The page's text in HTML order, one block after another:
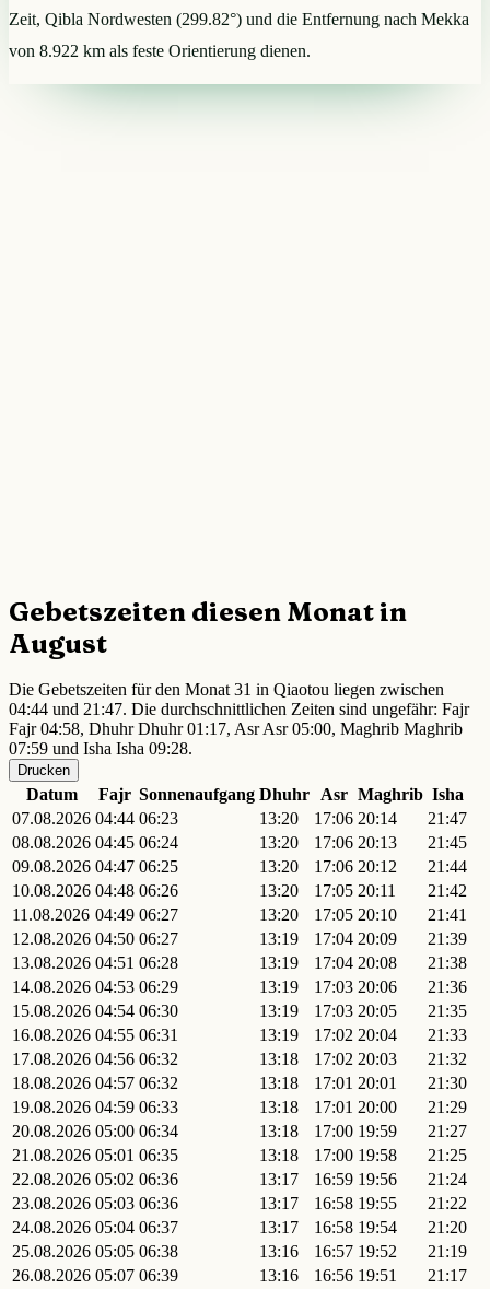
Zeit, Qibla Nordwesten (299.82°) und die Entfernung nach Mekka
von 8.922 km als feste Orientierung dienen.
Gebetszeiten diesen Monat in
August
Die Gebetszeiten für den Monat 31 in Qiaotou liegen zwischen
04:44 und 21:47. Die durchschnittlichen Zeiten sind ungefähr: Fajr
Fajr 04:58, Dhuhr Dhuhr 01:17, Asr Asr 05:00, Maghrib Maghrib
07:59 und Isha Isha 09:28.
Drucken
Datum Fajr Sonnenaufgang Dhuhr Asr Maghrib Isha
07.08.2026 04:44 06:23 13:20 17:06 20:14
21:47
08.08.2026 04:45 06:24 13:20 17:06 20:13
21:45
09.08.2026 04:47 06:25 13:20 17:06 20:12
21:44
10.08.2026 04:48 06:26 13:20 17:05 20:11
21:42
11.08.2026 04:49 06:27 13:20 17:05 20:10
21:41
12.08.2026 04:50 06:27 13:19 17:04 20:09
21:39
13.08.2026 04:51 06:28 13:19 17:04 20:08
21:38
14.08.2026 04:53 06:29 13:19 17:03 20:06
21:36
15.08.2026 04:54 06:30 13:19 17:03 20:05
21:35
16.08.2026 04:55 06:31 13:19 17:02 20:04
21:33
17.08.2026 04:56 06:32 13:18 17:02 20:03
21:32
18.08.2026 04:57 06:32 13:18 17:01 20:01
21:30
19.08.2026 04:59 06:33 13:18 17:01 20:00
21:29
20.08.2026 05:00 06:34 13:18 17:00 19:59
21:27
21.08.2026 05:01 06:35 13:18 17:00 19:58
21:25
22.08.2026 05:02 06:36 13:17 16:59 19:56
21:24
23.08.2026 05:03 06:36 13:17 16:58 19:55
21:22
24.08.2026 05:04 06:37 13:17 16:58 19:54
21:20
25.08.2026 05:05 06:38 13:16 16:57 19:52
21:19
26.08.2026 05:07 06:39 13:16 16:56 19:51
21:17